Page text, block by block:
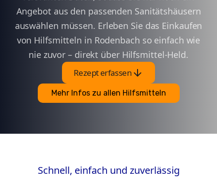
Angebot aus den passenden Sanitätshäusern
auswählen müssen. Erleben Sie das Einkaufen
von Hilfsmitteln in Rodenbach so einfach wie
nie zuvor – direkt über Hilfsmittel-Held.
Rezept erfassenarrow_downward
Mehr Infos zu allen Hilfsmitteln
Schnell, einfach und zuverlässig